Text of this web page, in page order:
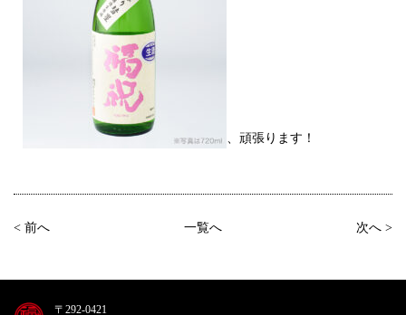
、頑張ります！
< 前へ 一覧へ 次へ >
〒292-0421